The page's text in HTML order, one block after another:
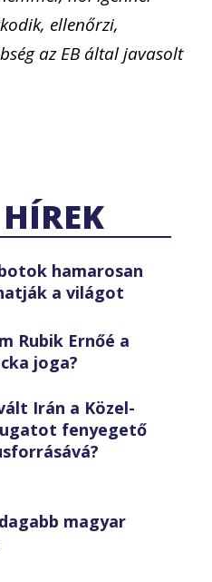
ellenőrzi,
az EB által javasolt
hamarosan
a világot
Rubik Ernőé a
joga?
Irán a Közel-
fenyegető
magyar